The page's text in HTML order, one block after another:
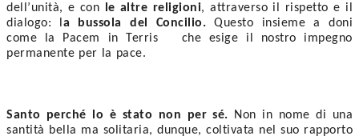
dell’unità, e con
le altre religioni, attraverso il rispetto e il
dialogo: l a bussola del Concilio. Questo insieme a doni
come la Pacem in Terris   che esige il nostro impegno
permanente per la pace.
Santo perché lo è stato non per sé.
Non in nome di una
santità bella ma solitaria, dunque, coltivata nel suo rapporto